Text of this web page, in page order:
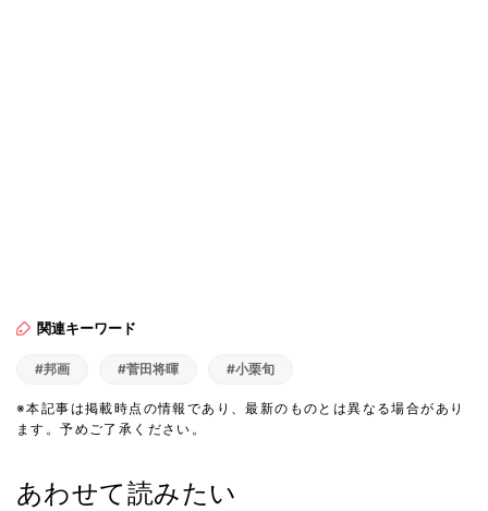
関連キーワード
#邦画 #菅田将暉 #小栗旬
※本記事は掲載時点の情報であり、最新のものとは異なる場合があり
ます。予めご了承ください。
あわせて読みたい